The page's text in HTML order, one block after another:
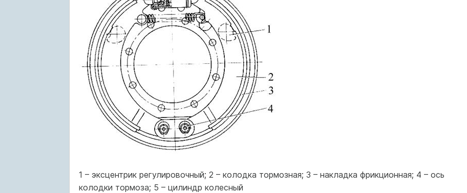
1 – эксцентрик регулировочный; 2 – колодка тормозная; 3 – накладка фрикционная; 4 – ось
колодки тормоза; 5 – цилиндр колесный